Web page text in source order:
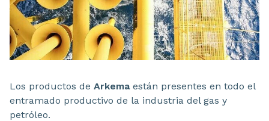
Los productos de Arkemaestán presentes en todo el
entramado productivo de la industria del gas y
petróleo.